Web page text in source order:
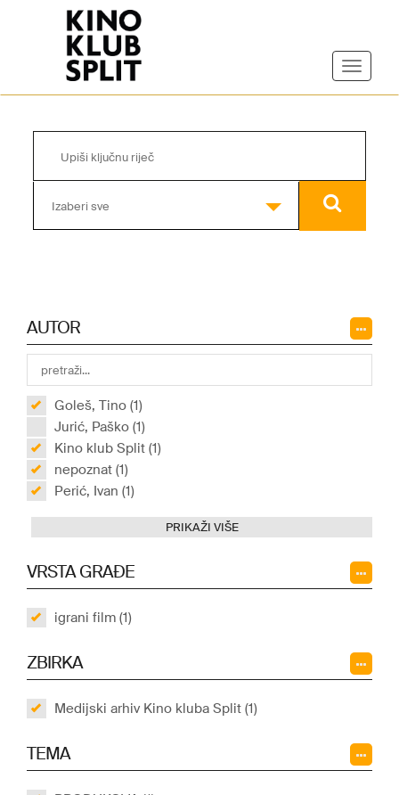
Izaberi sve
AUTOR
Goleš, Tino (1)
Jurić, Paško (1)
Kino klub Split (1)
nepoznat (1)
Perić, Ivan (1)
PRIKAŽI VIŠE
VRSTA GRAĐE
igrani film (1)
ZBIRKA
Medijski arhiv Kino kluba Split (1)
TEMA